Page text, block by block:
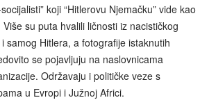
koji “Hitlerovu Njemačku” vide kao
Više su puta hvalili ličnosti iz nacističkog
samog Hitlera, a fotografije istaknutih
se pojavljuju na naslovnicama
Održavaju i političke veze s
u Evropi i Južnoj Africi.